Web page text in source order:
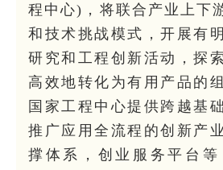
程中心)，将联合产业上下
和技术挑战模式，开展有
研究和工程创新活动，探
高效地转化为有用产品的
国家工程中心提供跨越基
推广应用全流程的创新产
撑体系，创业服务平台